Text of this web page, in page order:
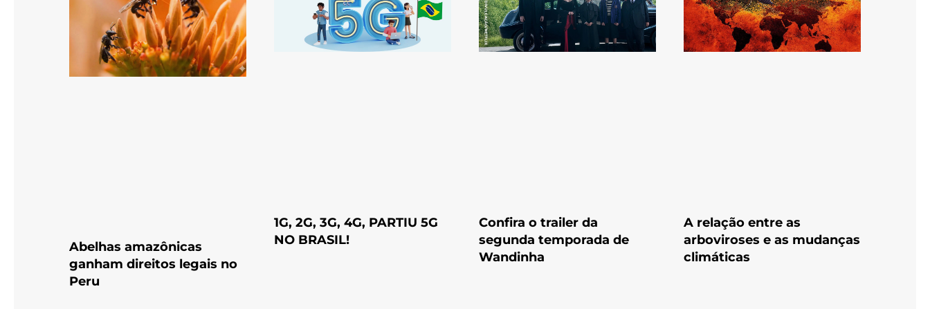
Abelhas amazônicas
ganham direitos legais no
Peru
1G, 2G, 3G, 4G, PARTIU 5G
NO BRASIL!
Confira o trailer da
segunda temporada de
Wandinha
A relação entre as
arboviroses e as mudanças
climáticas